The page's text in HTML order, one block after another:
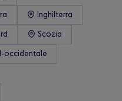
Inghilterra
Scozia
occidentale